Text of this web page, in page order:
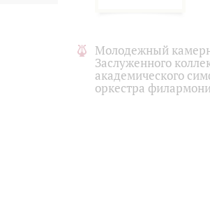
Молодежный
Заслуженного
академического
оркестра